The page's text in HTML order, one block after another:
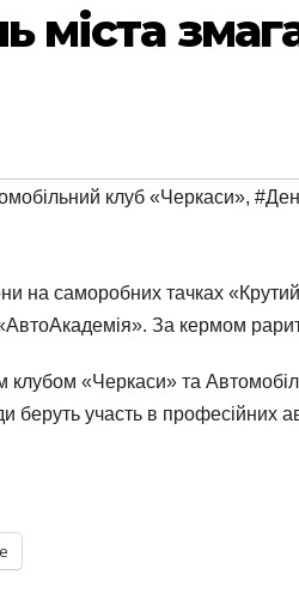
міста
клуб «Черкаси»,
на саморобних тачках
За кермом
«Черкаси» та
беруть участь в професійних